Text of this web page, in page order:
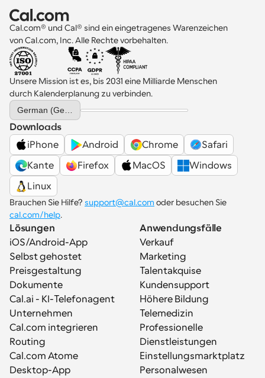
Cal.com® und Cal® sind ein eingetragenes Warenzeichen
von Cal.com, Inc. Alle Rechte vorbehalten.
Unsere Mission ist es, bis 2031 eine Milliarde Menschen
durch Kalenderplanung zu verbinden.
Select Language
Downloads
iPhone
Android Chrome
Safari
Kante
Firefox MacOS
Windows
Linux
Brauchen Sie Hilfe? support@cal.com
cal.com/help.
Lösungen
iOS/Android-App
Selbst gehostet
Preisgestaltung
Dokumente
Cal.ai - KI-Telefonagent
Unternehmen
Cal.com integrieren
Routing
Cal.com Atome
Desktop-App
Anwendungsfälle
Verkauf
Marketing
Talentakquise
Kundensupport
Höhere Bildung
Telemedizin
Professionelle
Dienstleistungen
Einstellungsmarktplatz
Personalwesen